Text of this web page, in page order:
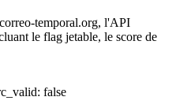
temporal.org, l'API
le flag jetable, le score de
: false